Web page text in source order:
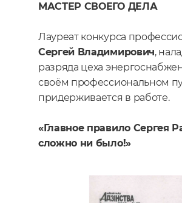
МАСТЕР СВОЕГО ДЕЛА
Лауреат конкурса
Сергей Владимирович,
разряда цеха
своём профессиональном
придерживается в работе.
«Главное правило Сергея
сложно ни было!»